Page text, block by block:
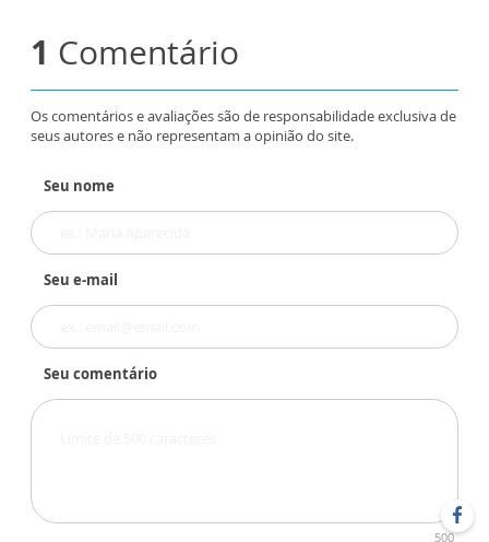
1 Comentário
Os comentários e avaliações são de responsabilidade exclusiva de
seus autores e não representam a opinião do site.
Seu nome
Seu e-mail
Seu comentário
500